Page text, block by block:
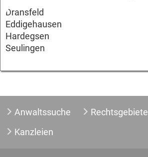
Dransfeld
Eddigehausen
Hardegsen
Seulingen
Anwaltssuche Rechtsgebiete
Kanzleien